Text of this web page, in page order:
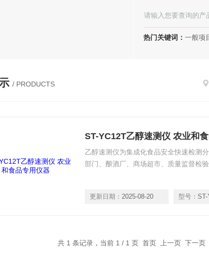
热门关键词： 一般项目：实验分析仪器制造；实验分析仪器销售；仪器仪表销售；仪器仪表制造；电子测量仪器销
/ PRODUCTS
ST-YC12T乙醇速测仪 农业和
乙醇速测仪为集成化食品安全快速检测
部门、酿酒厂、商场超市、质量监督检
更新日期： 2025-08-20 型号： ST-
共 1 条记录，当前 1 / 1 页 首页 上一页 下一